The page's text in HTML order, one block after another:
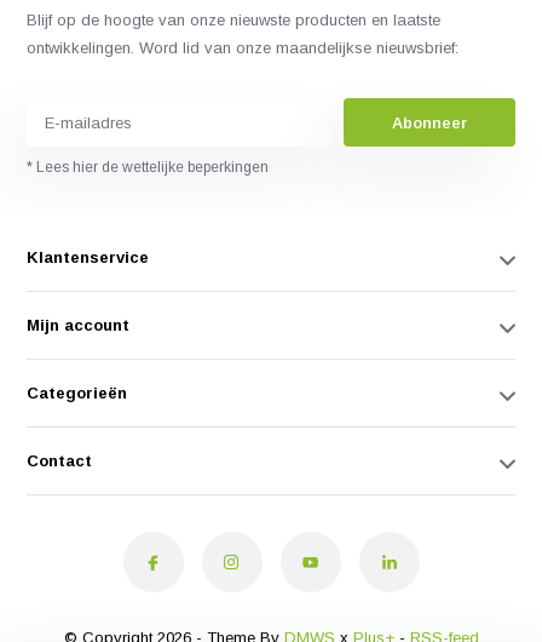
Blijf op de hoogte van onze nieuwste producten en laatste
ontwikkelingen. Word lid van onze maandelijkse nieuwsbrief:
Abonneer
* Lees hier de wettelijke beperkingen
Klantenservice
Mijn account
Categorieën
Contact
© Copyright 2026 - Theme By DMWS x Plus+- RSS-feed